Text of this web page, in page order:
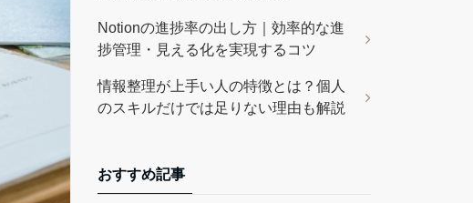
Notionの進捗率の出し方｜効率的な進
捗管理・見える化を実現するコツ
情報整理が上手い人の特徴とは？個人
のスキルだけでは足りない理由も解説
おすすめ記事